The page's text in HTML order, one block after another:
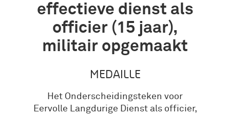
effectieve dienst als
officier (15 jaar),
militair opgemaakt
MEDAILLE
Het Onderscheidingsteken voor
Eervolle Langdurige Dienst als officier,